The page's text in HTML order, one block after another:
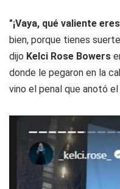
"¡Vaya, qué valiente
bien, porque tienes
dijo Kelci Rose Bowers
donde le pegaron en la
vino el penal que anotó